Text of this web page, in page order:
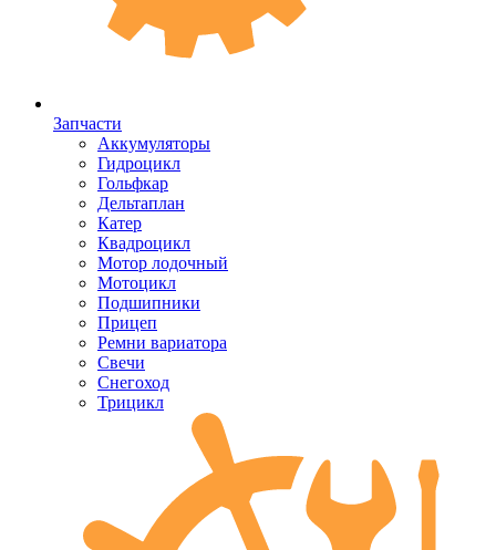
Запчасти
Аккумуляторы
Гидроцикл
Гольфкар
Дельтаплан
Катер
Квадроцикл
Мотор лодочный
Мотоцикл
Подшипники
Прицеп
Ремни вариатора
Свечи
Снегоход
Трицикл